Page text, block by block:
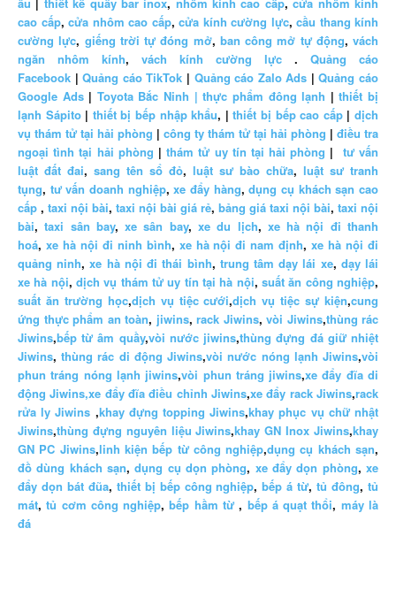
cao cấp, cửa nhôm cao cấp, cửa kính cường lực, cầu thang kính
cường lực, giếng trời tự đóng mở, ban công mở tự động, vách
ngăn nhôm kính, vách kính cường lực . Quảng cáo
Facebook |Quảng cáo TikTok | Quảng cáo Zalo Ads |Quảng cáo
Google Ads| Toyota Bắc Ninh | thực phẩm đông lạnh |thiết bị
lạnh Sápito | thiết bị bếp nhập khẩu, |thiết bị bếp cao cấp|dịch
vụ thám tử tại hải phòng | công ty thám tử tại hải phòng | điều tra
ngoại tình tại hải phòng |thám tử uy tín tại hải phòng | tư vấn
luật đất đai, sang tên sổ đỏ, luật sư bào chữa, luật sư tranh
tụng, tư vấn doanh nghiệp,xe đẩy hàng,dụng cụ khách sạn cao
cấp , taxi nội bài, taxi nội bài giá rẻ, bảng giá taxi nội bài, taxi nội
bài,taxi sân bay,xe sân bay,xe du lịch, xe hà nội đi thanh
hoá, xe hà nội đi ninh bình, xe hà nội đi nam định,xe hà nội đi
quảng ninh,xe hà nội đi thái bình, trung tâm dạy lái xe, dạy lái
xe hà nội,dịch vụ thám tử uy tín tại hà nội,suất ăn công nghiệp,
suất ăn trường học,dịch vụ tiệc cưới,dịch vụ tiệc sự kiện,cung
ứng thực phẩm an toàn, jiwins, rack Jiwins, vòi Jiwins,thùng rác
Jiwins,bếp từ âm quầy,vòi nước jiwins,thùng đựng đá giữ nhiệt
Jiwins,thùng rác di động Jiwins,vòi nước nóng lạnh Jiwins,vòi
phun tráng nóng lạnh jiwins,vòi phun tráng jiwins,xe đẩy đĩa di
động Jiwins,xe đẩy đĩa điều chỉnh Jiwins,xe đẩy rack Jiwins,rack
rửa ly Jiwins ,khay đựng topping Jiwins,khay phục vụ chữ nhật
Jiwins,thùng đựng nguyên liệu Jiwins,khay GN Inox Jiwins,khay
GN PC Jiwins,linh kiện bếp từ công nghiệp,dụng cụ khách sạn,
đồ dùng khách sạn,dụng cụ dọn phòng, xe đẩy dọn phòng,xe
đẩy dọn bát đũa, thiết bị bếp công nghiệp,bếp á từ,tủ đông,tủ
mát,tủ cơm công nghiệp,bếp hầm từ , bếp á quạt thổi, máy là
đá